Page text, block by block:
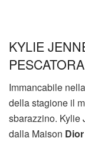
KYLIE
PESCATORA
Immancabile
della stagione il
sbarazzino. Kylie
dalla Maison Dior